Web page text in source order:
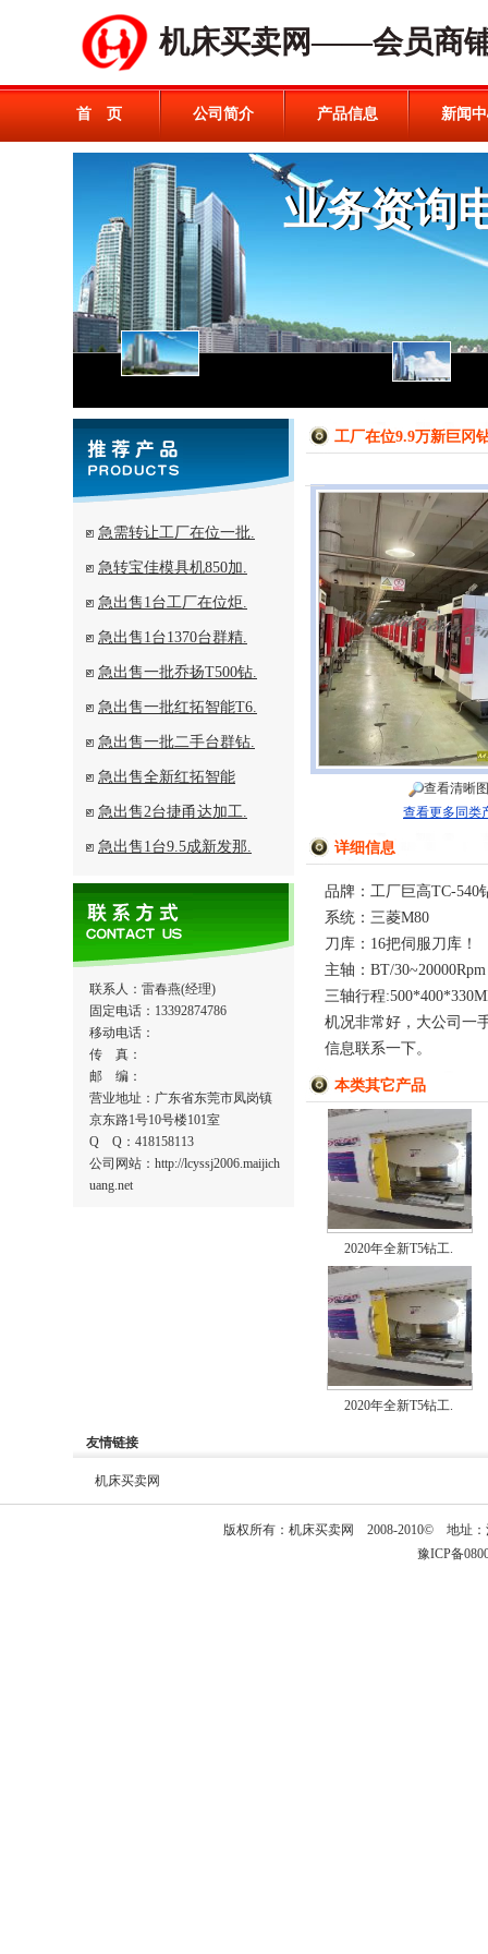
机床买卖网——会员商
首 页 公司简介 产品信息 新闻
急需转让工厂在位一批.
急转宝佳模具机850加.
急出售1台工厂在位炬.
急出售1台1370台群精.
急出售一批乔扬T500钻.
急出售一批红拓智能T6.
急出售一批二手台群钻.
急出售全新红拓智能
急出售2台捷甬达加工.
急出售1台9.5成新发那.
联系人：雷春燕(经理)
固定电话：13392874786
移动电话：
传 真：
邮 编：
营业地址：广东省东莞市凤岗镇
京东路1号10号楼101室
Q Q：418158113
公司网站：http://lcyssj2006.maijich
uang.net
工厂在位9.9万新巨冈
查看清晰
查看更多同类
详细信息
品牌：工厂巨高TC-540
系统：三菱M80
刀库：16把伺服刀库！
主轴：BT/30~20000Rpm
三轴行程
机况非常好，大公司一
信息联系一下。
本类其它产品
2020年全新T5钻工.
2020年全新T5钻工.
友情链接
机床买卖网
版权所有： 机床买卖网
2008-2010© 地址：
豫ICP备